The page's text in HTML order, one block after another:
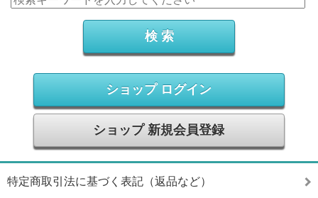
ショップ ログイン
ショップ 新規会員登録
特定商取引法に基づく表記（返品など）